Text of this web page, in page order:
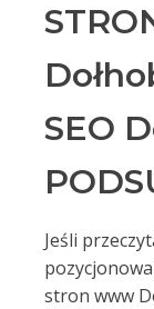
SEO
Jeśli
stron www